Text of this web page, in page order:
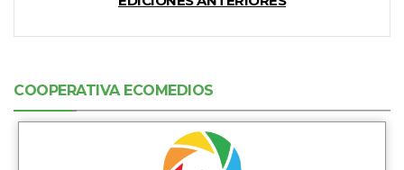
COOPERATIVA ECOMEDIOS